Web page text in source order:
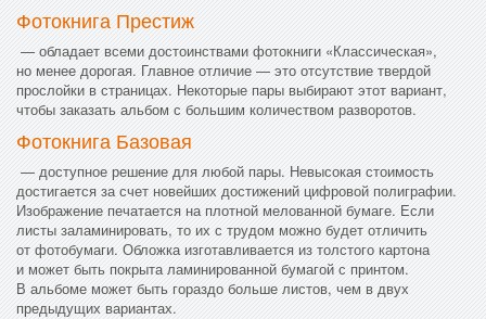
Фотокнига Престиж
— обладает всеми достоинствами фотокниги «Классическая»,
но менее дорогая. Главное отличие — это отсутствие твердой
прослойки в страницах. Некоторые пары выбирают этот вариант,
чтобы заказать альбом с большим количеством разворотов.
Фотокнига Базовая
— доступное решение для любой пары. Невысокая стоимость
достигается за счет новейших достижений цифровой полиграфии.
Изображение печатается на плотной мелованной бумаге. Если
листы заламинировать, то их с трудом можно будет отличить
от фотобумаги. Обложка изготавливается из толстого картона
и может быть покрыта ламинированной бумагой с принтом.
В альбоме может быть гораздо больше листов, чем в двух
предыдущих вариантах.